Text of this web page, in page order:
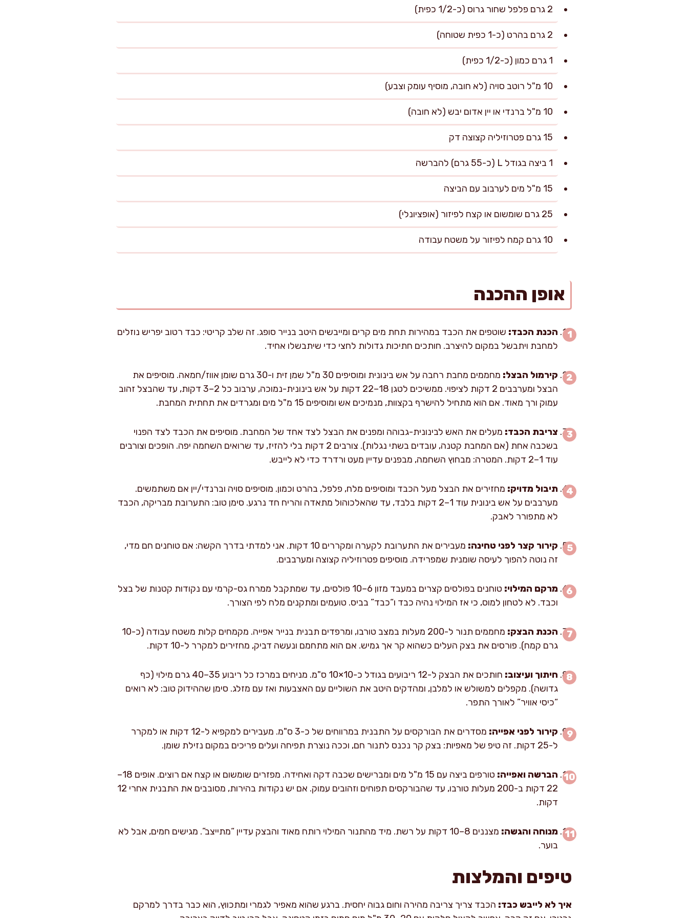
2 גרם פלפל שחור גרוס (כ-1/2 כפית)
2 גרם בהרט (כ-1 כפית שטוחה)
1 גרם כמון (כ-1/2 כפית)
10 מ"ל רוטב סויה (לא חובה, מוסיף עומק וצבע)
10 מ"ל ברנדי או יין אדום יבש (לא חובה)
15 גרם פטרוזיליה קצוצה דק
1 ביצה בגודל L (כ-55 גרם) להברשה
15 מ"ל מים לערבוב עם הביצה
25 גרם שומשום או קצח לפיזור (אופציונלי)
10 גרם קמח לפיזור על משטח עבודה
אופן ההכנה
הכנת הכבד: שוטפים את הכבד במהירות תחת מים קרים ומייבשים היטב בנייר סופג. זה שלב קריטי: כבד רטוב יפריש נוזלים
למחבת ויתבשל במקום להיצרב. חותכים חתיכות גדולות לחצי כדי שיתבשלו אחיד.
קירמול הבצל:
מחממים מחבת רחבה על אש בינונית ומוסיפים 30 מ"ל שמן זית ו-30 גרם שומן אווז/חמאה. מוסיפים את
הבצל ומערבבים 2 דקות לציפוי. ממשיכים לטגן 18–22 דקות על אש בינונית-נמוכה, ערבוב כל 2–3 דקות, עד שהבצל זהוב
עמוק ורך מאוד. אם הוא מתחיל להישרף בקצוות, מנמיכים אש ומוסיפים 15 מ"ל מים ומגרדים את תחתית המחבת.
צריבת הכבד: מעלים את האש לבינונית-גבוהה ומפנים את הבצל לצד אחד של המחבת. מוסיפים את הכבד לצד הפנוי
בשכבה אחת (אם המחבת קטנה, עובדים בשתי נגלות). צורבים 2 דקות בלי להזיז, עד שרואים השחמה יפה. הופכים וצורבים
עוד 1–2 דקות. המטרה: מבחוץ השחמה, מבפנים עדיין מעט ורדרד כדי לא לייבש.
תיבול מדויק: מחזירים את הבצל מעל הכבד ומוסיפים מלח, פלפל, בהרט וכמון. מוסיפים סויה וברנדי/יין אם משתמשים.
מערבבים על אש בינונית עוד 1–2 דקות בלבד, עד שהאלכוהול מתאדה והריח חד נרגע. סימן טוב: התערובת מבריקה, הכבד
לא מתפורר לאבק.
קירור קצר לפני טחינה:
מעבירים את התערובת לקערה ומקררים 10 דקות. אני למדתי בדרך הקשה: אם טוחנים חם מדי,
זה נוטה להפוך לעיסה שומנית שמפרידה. מוסיפים פטרוזיליה קצוצה ומערבבים.
מרקם המילוי:
טוחנים בפולסים קצרים במעבד מזון 6–10 פולסים, עד שמתקבל ממרח גס-קרמי עם נקודות קטנות של בצל
וכבד. לא לטחון למוס, כי אז המילוי נהיה כבד ו“כבד” בביס. טועמים ומתקנים מלח לפי הצורך.
הכנת הבצק:
מחממים תנור ל-200 מעלות במצב טורבו, ומרפדים תבנית בנייר אפייה. מקמחים קלות משטח עבודה (כ-10
גרם קמח). פורסים את בצק העלים כשהוא קר אך גמיש. אם הוא מתחמם ונעשה דביק, מחזירים למקרר ל-10 דקות.
חיתוך ועיצוב:
חותכים את הבצק ל-12 ריבועים בגודל כ-10×10 ס"מ. מניחים במרכז כל ריבוע 35–40 גרם מילוי (כף
גדושה). מקפלים למשולש או למלבן, ומהדקים היטב את השוליים עם האצבעות ואז עם מזלג. סימן שההידוק טוב: לא רואים
“כיסי אוויר” לאורך התפר.
קירור לפני אפייה:
מסדרים את הבורקסים על התבנית במרווחים של כ-3 ס"מ. מעבירים למקפיא ל-12 דקות או למקרר
ל-25 דקות. זה טיפ של מאפיות: בצק קר נכנס לתנור חם, וככה נוצרת תפיחה ועלים פריכים במקום נזילת שומן.
הברשה ואפייה:
טורפים ביצה עם 15 מ"ל מים ומברישים שכבה דקה ואחידה. מפזרים שומשום או קצח אם רוצים. אופים 18–
22 דקות ב-200 מעלות טורבו, עד שהבורקסים תפוחים וזהובים עמוק. אם יש נקודות בהירות, מסובבים את התבנית אחרי 12
דקות.
מנוחה והגשה:
מצננים 8–10 דקות על רשת. מיד מהתנור המילוי רותח מאוד והבצק עדיין “מתייצב”. מגישים חמים, אבל לא
בוער.
טיפים והמלצות
איך לא לייבש כבד: הכבד צריך צריבה מהירה וחום גבוה יחסית. ברגע שהוא מאפיר לגמרי ומתכווץ, הוא כבר בדרך למרקם